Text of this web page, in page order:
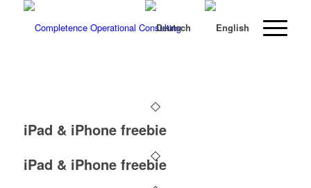
iPad & iPhone freebie
iPad & iPhone freebie